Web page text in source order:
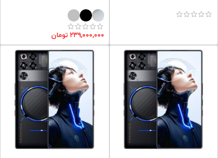
۲۳۹,۰۰۰,۰۰۰ تومان